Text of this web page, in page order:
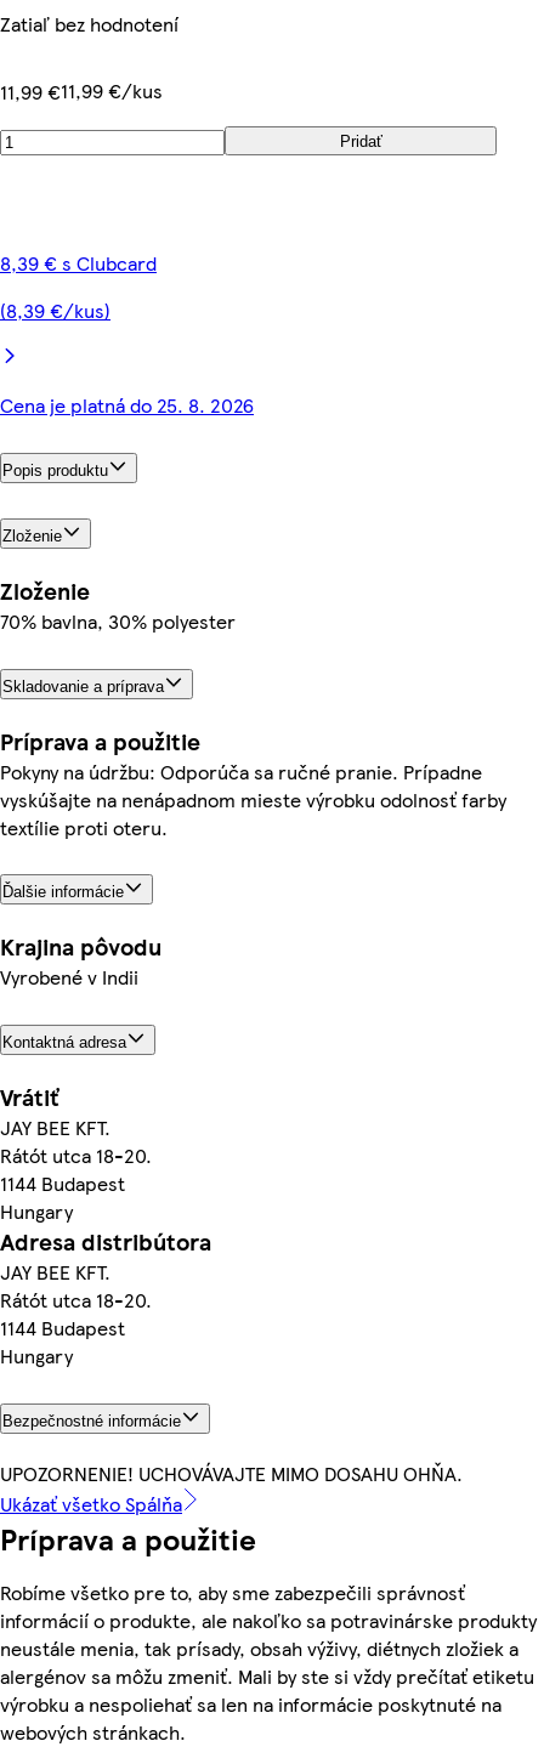
Zatiaľ bez hodnotení
11,99 €11,99 €/kus
Pridať
8,39 € s Clubcard
(8,39 €/kus)
Cena je platná do 25. 8. 2026
Popis produktu
Zloženie
Zloženie
70% bavlna, 30% polyester
Skladovanie a príprava
Príprava a použitie
Pokyny na údržbu: Odporúča sa ručné pranie. Prípadne
vyskúšajte na nenápadnom mieste výrobku odolnosť farby
textílie proti oteru.
Ďalšie informácie
Krajina pôvodu
Vyrobené v Indii
Kontaktná adresa
Vrátiť
JAY BEE KFT.
Rátót utca 18-20.
1144 Budapest
Hungary
Adresa distribútora
JAY BEE KFT.
Rátót utca 18-20.
1144 Budapest
Hungary
Bezpečnostné informácie
UPOZORNENIE! UCHOVÁVAJTE MIMO DOSAHU OHŇA.
Ukázať všetko Spálňa
Príprava a použitie
Robíme všetko pre to, aby sme zabezpečili správnosť
informácií o produkte, ale nakoľko sa potravinárske produkty
neustále menia, tak prísady, obsah výživy, diétnych zložiek a
alergénov sa môžu zmeniť. Mali by ste si vždy prečítať etiketu
výrobku a nespoliehať sa len na informácie poskytnuté na
webových stránkach.